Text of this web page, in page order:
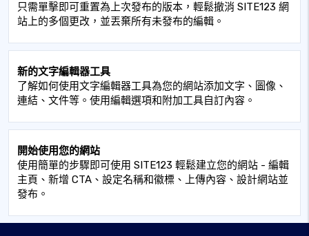
只需單擊即可重置為上次發布的版本，輕鬆撤消 SITE123 網
站上的多個更改，並丟棄所有未發布的編輯。
新的文字編輯器工具
了解如何使用文字編輯器工具為您的網站添加文字、圖像、
連結、文件等。使用編輯選項和附加工具自訂內容。
開始使用您的網站
使用簡單的步驟即可使用 SITE123 輕鬆建立您的網站 - 編輯
主頁、新增 CTA、設定名稱和徽標、上傳內容、設計網站並
發布。